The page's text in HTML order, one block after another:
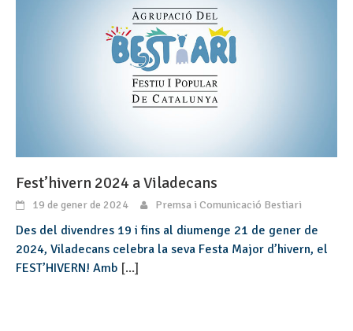
Fest’hivern 2024 a Viladecans
19 de gener de 2024 Premsa i Comunicació Bestiari
Des del divendres 19 i fins al diumenge 21 de gener de
2024, Viladecans celebra la seva Festa Major d’hivern, el
FEST’HIVERN! Amb [...]